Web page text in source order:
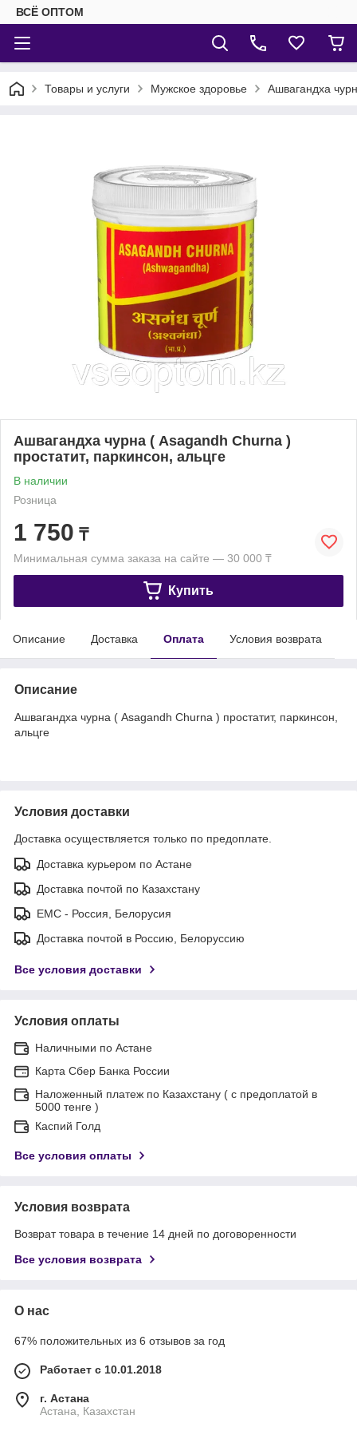
ВСЁ ОПТОМ
Товары и услуги Мужское здоровье Ашвагандха
Ашвагандха чурна ( Asagandh Churna )
простатит, паркинсон, альцге
В наличии
Розница
1 750 ₸
Минимальная сумма заказа на сайте — 30 000 ₸
Купить
Описание Доставка Оплата Условия возврата
Описание
Ашвагандха чурна ( Asagandh Churna ) простатит, паркинсон,
альцге
Условия доставки
Доставка осуществляется только по предоплате.
Доставка курьером по Астане
Доставка почтой по Казахстану
ЕМС - Россия, Белорусия
Доставка почтой в Россию, Белоруссию
Все условия доставки
Условия оплаты
Наличными по Астане
Карта Сбер Банка России
Наложенный платеж по Казахстану ( с предоплатой в
5000 тенге )
Каспий Голд
Все условия оплаты
Условия возврата
Возврат товара в течение 14 дней по договоренности
Все условия возврата
О нас
67% положительных из 6 отзывов за год
Работает с 10.01.2018
г. Астана
Астана, Казахстан